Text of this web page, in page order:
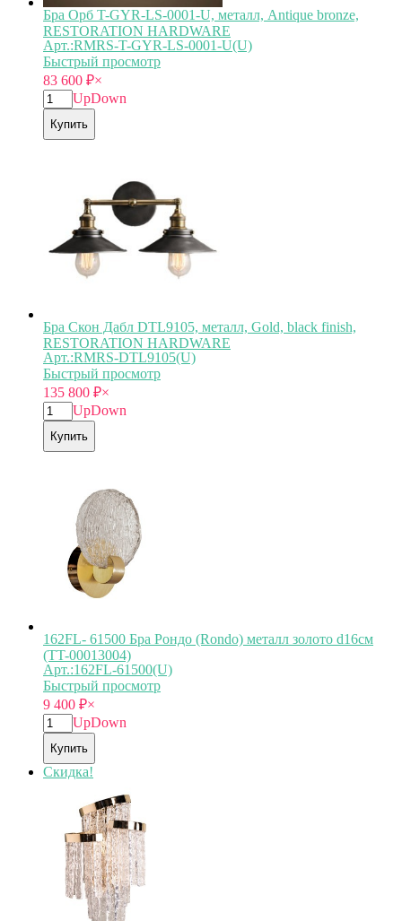
Бра Орб T-GYR-LS-0001-U, металл, Antique bronze,
RESTORATION HARDWARE
Арт.:RMRS-T-GYR-LS-0001-U(U)
Быстрый просмотр
83 600 ₽×
UpDown
Купить
Бра Скон Дабл DTL9105, металл, Gold, black finish,
RESTORATION HARDWARE
Арт.:RMRS-DTL9105(U)
Быстрый просмотр
135 800 ₽×
UpDown
Купить
162FL- 61500 Бра Рондо (Rondo) металл золото d16см
(TT-00013004)
Арт.:162FL-61500(U)
Быстрый просмотр
9 400 ₽×
UpDown
Купить
Скидка!